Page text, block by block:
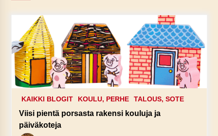
KAIKKI BLOGIT KOULU, PERHE TALOUS, SOTE
Viisi pientä porsasta rakensi kouluja ja
päiväkoteja